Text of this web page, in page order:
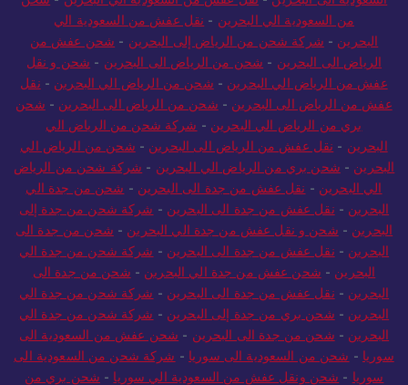
من السعودية الي البحرين - نقل عفش من السعودية الي
البحرين - شركة شحن من الرياض إلى البحرين - شحن عفش من
الرياض الى البحرين - شحن من الرياض الى البحرين - شحن و نقل
عفش من الرياض الي البحرين - شحن من الرياض الي البحرين - نقل
عفش من الرياض الى البحرين - شحن من الرياض الى البحرين - شحن
بري من الرياض الي البحرين - شركة شحن من الرياض الي
البحرين - نقل عفش من الرياض الى البحرين - شحن من الرياض الي
البحرين - شحن بري من الرياض الي البحرين - شركة شحن من الرياض
الي البحرين - نقل عفش من جدة الى البحرين - شحن من جدة الي
البحرين - نقل عفش من جدة الى البحرين - شركة شحن من جدة إلى
البحرين - شحن و نقل عفش من جدة الي البحرين - شحن من جدة الى
البحرين - نقل عفش من جدة الى البحرين - شركة شحن من جدة الي
البحرين - شحن عفش من جدة الي البحرين - شحن من جدة الى
البحرين - نقل عفش من جدة الى البحرين - شركة شحن من جدة الي
البحرين - شحن بري من جدة إلى البحرين - شركة شحن من جدة الي
البحرين - شحن من جدة الى البحرين - شحن عفش من السعودية الى
سوريا - شحن من السعودية الى سوريا - شركة شحن من السعودية الى
سوريا - شحن ونقل عفش من السعودية الي سوريا - شحن بري من